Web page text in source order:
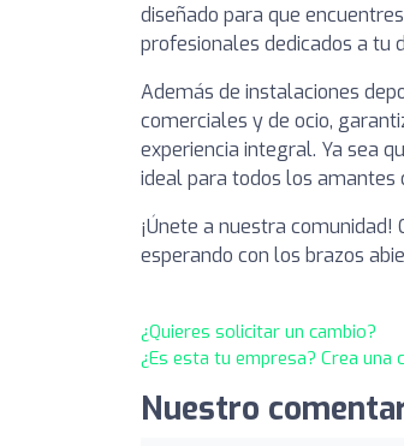
diseñado para que
profesionales dedicados a tu
Además de instalaciones
comerciales y de ocio,
experiencia integral. Ya sea
ideal para todos los
¡Únete a nuestra
esperando con los brazos
¿Quieres solicitar un cambio?
¿Es esta tu empresa? Crea
Nuestro